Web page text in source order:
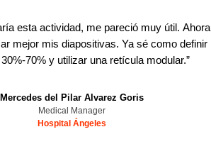
esta actividad, me pareció muy útil. Ahora
mejor mis diapositivas. Ya sé como definir
70% y utilizar una retícula modular.”
Mercedes del Pilar Alvarez Goris
Medical Manager
Hospital Ángeles